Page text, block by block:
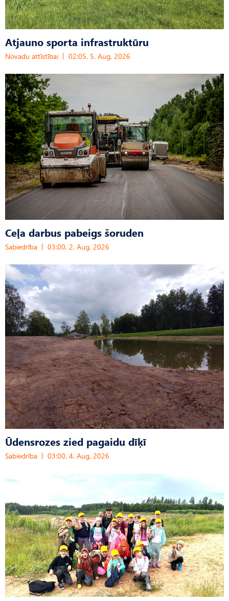
Atjauno sporta infrastruktūru
Novadu attīstībai 02:05, 5. Aug, 2026
Ceļa darbus pabeigs šoruden
Sabiedrība 03:00, 2. Aug, 2026
Ūdensrozes zied pagaidu dīķī
Sabiedrība 03:00, 4. Aug, 2026